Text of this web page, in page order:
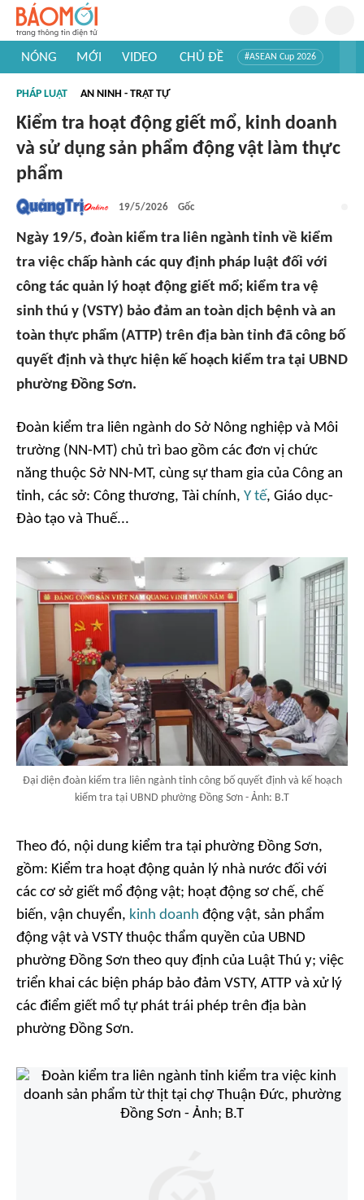
NÓNG MỚI VIDEO CHỦ ĐỀ #ASEAN Cup 2026
#Khám phá thế giới
PHÁP LUẬT AN NINH - TRẬT TỰ
Kiểm tra hoạt động giết mổ, kinh doanh
và sử dụng sản phẩm động vật làm thực
phẩm
19/5/2026 Gốc
Ngày 19/5, đoàn kiểm tra liên ngành tỉnh về kiểm
tra việc chấp hành các quy định pháp luật đối với
công tác quản lý hoạt động giết mổ; kiểm tra vệ
sinh thú y (VSTY) bảo đảm an toàn dịch bệnh và an
toàn thực phẩm (ATTP) trên địa bàn tỉnh đã công bố
quyết định và thực hiện kế hoạch kiểm tra tại UBND
phường Đồng Sơn.
Đoàn kiểm tra liên ngành do Sở Nông nghiệp và Môi
trường (NN-MT) chủ trì bao gồm các đơn vị chức
năng thuộc Sở NN-MT, cùng sự tham gia của Công an
tỉnh, các sở: Công thương, Tài chính, Y tế, Giáo dục-
Đào tạo và Thuế...
Đại diện đoàn kiểm tra liên ngành tỉnh công bố quyết định và kế hoạch
kiểm tra tại UBND phường Đồng Sơn - Ảnh: B.T
Theo đó, nội dung kiểm tra tại phường Đồng Sơn,
gồm: Kiểm tra hoạt động quản lý nhà nước đối với
các cơ sở giết mổ động vật; hoạt động sơ chế, chế
biến, vận chuyển, kinh doanh động vật, sản phẩm
động vật và VSTY thuộc thẩm quyền của UBND
phường Đồng Sơn theo quy định của Luật Thú y; việc
triển khai các biện pháp bảo đảm VSTY, ATTP và xử lý
các điểm giết mổ tự phát trái phép trên địa bàn
phường Đồng Sơn.